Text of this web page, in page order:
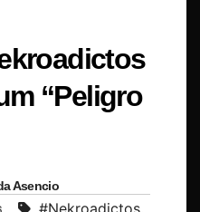
“Peligro
Asencio